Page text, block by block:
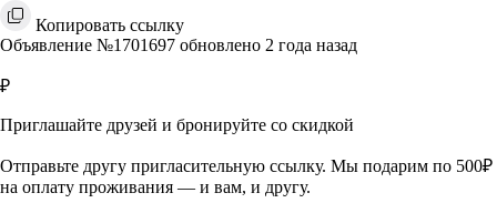
Копировать ссылку
Объявление №1701697 обновлено 2 года назад
₽
Приглашайте друзей и бронируйте со скидкой
Отправьте другу пригласительную ссылку. Мы подарим по 500₽
на оплату проживания — и вам, и другу.